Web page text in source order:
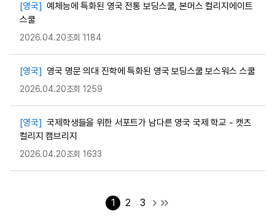
[영국]
스쿨
2026.04.20조회 1184
[영국] 영국 명문 의대 진학에 특화된 영국 보딩스쿨 보스워스 스쿨
2026.04.20조회 1259
[영국] 국제학생들을 위한 서포트가 남다른 영국 국제 학교 - 캣츠
컬리지 캠브리지
2026.04.20조회 1633
1 2 3